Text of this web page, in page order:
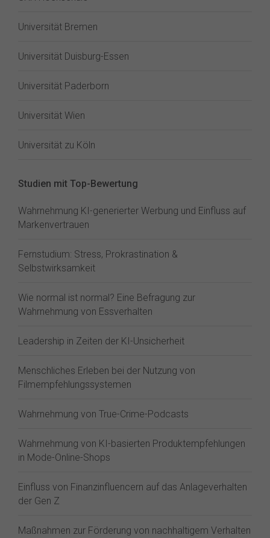
Universität Bremen
Universität Duisburg-Essen
Universität Paderborn
Universität Wien
Universität zu Köln
Studien mit Top-Bewertung
Wahrnehmung KI-generierter Werbung und Einfluss auf
Markenvertrauen
Fernstudium: Stress, Prokrastination &
Selbstwirksamkeit
Wie normal ist normal? Eine Befragung zur
Wahrnehmung von Essverhalten
Leadership in Zeiten der KI-Unsicherheit
Menschliches Erleben bei der Nutzung von
Filmempfehlungssystemen
Wahrnehmung von True-Crime-Podcasts
Wahrnehmung von KI-basierten Produktempfehlungen
in Mode-Online-Shops
Einfluss von Finanzinfluencern auf das Anlageverhalten
der Gen Z⁠
Maßnahmen zur Förderung von nachhaltigem Verhalten